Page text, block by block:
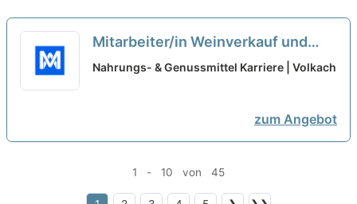
Mitarbeiter/in Weinverkauf und
Vinothek (m/w/d) Minijob oder
Nahrungs- & Genussmittel Karriere | Volkach
zum Angebot
1 - 10 von 45